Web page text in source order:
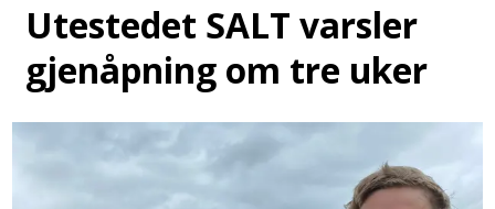
Utestedet SALT varsler
gjenåpning om tre uker